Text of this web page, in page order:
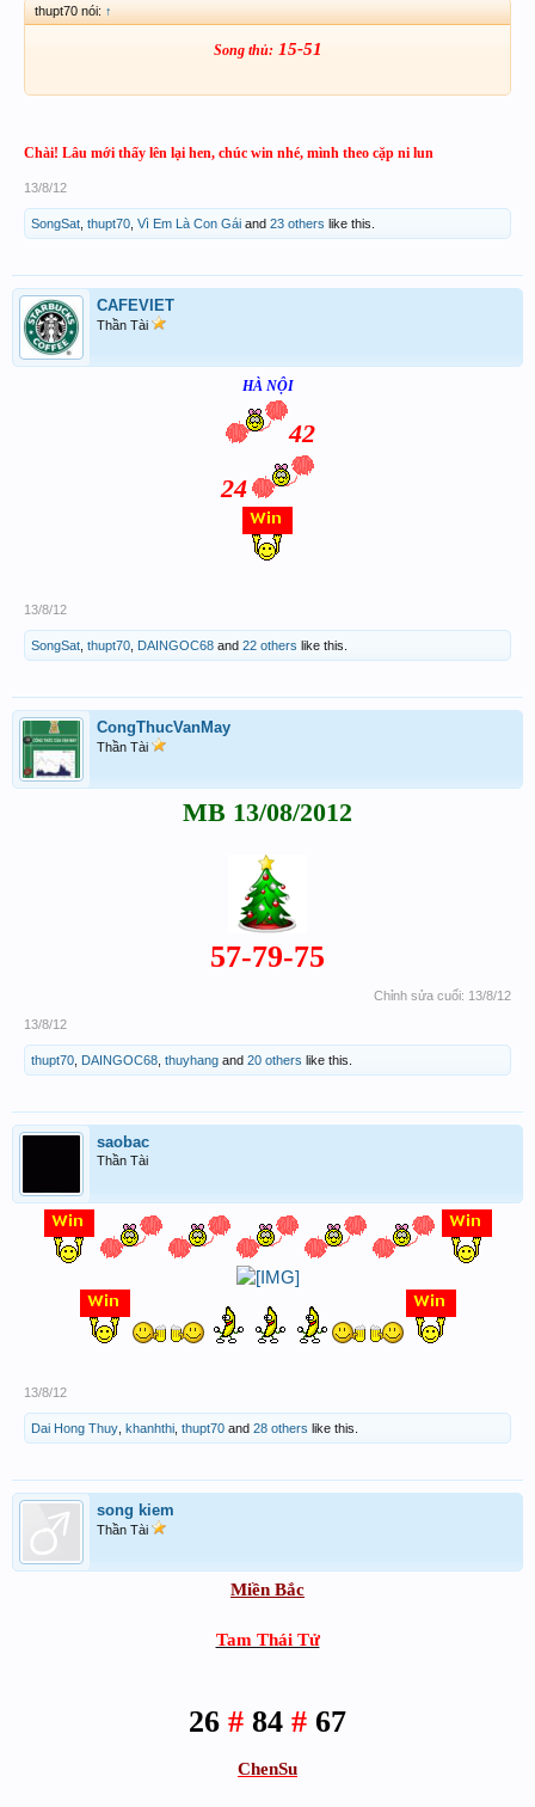
thupt70 nói: ↑
Song thủ: 15-51
Chài! Lâu mới thấy lên lại hen, chúc win nhé, mình theo cặp ni lun
13/8/12
SongSat thupt70 Vì Em Là Con Gái and 23 others like this.
CAFEVIET
Thần Tài
HÀ NỘI
42
24
13/8/12
SongSat thupt70 DAINGOC68 and 22 others like this.
CongThucVanMay
Thần Tài
MB 13/08/2012
57-79-75
Chỉnh sửa cuối: 13/8/12
13/8/12
thupt70 DAINGOC68 thuyhang and 20 others like this.
saobac
Thần Tài
13/8/12
Dai Hong Thuy khanhthi thupt70 and 28 others like this.
song kiem
Thần Tài
Miền Bắc
Tam Thái Tử
26 # 84 # 67
ChenSu